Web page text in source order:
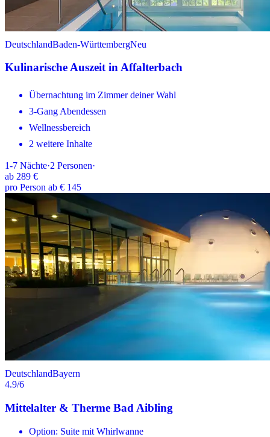
DeutschlandBaden-WürttembergNeu
Kulinarische Auszeit in Affalterbach
Übernachtung im Zimmer deiner Wahl
3-Gang Abendessen
Wellnessbereich
2 weitere Inhalte
1-7 Nächte·2 Personen·
ab 289 €
pro Person ab € 145
DeutschlandBayern
4.9/6
Mittelalter & Therme Bad Aibling
Option: Suite mit Whirlwanne